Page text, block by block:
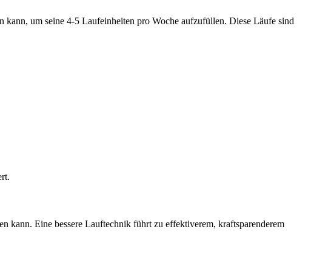
kann, um seine 4-5 Laufeinheiten pro Woche aufzufüllen. Diese Läufe sind
kann. Eine bessere Lauftechnik führt zu effektiverem, kraftsparenderem